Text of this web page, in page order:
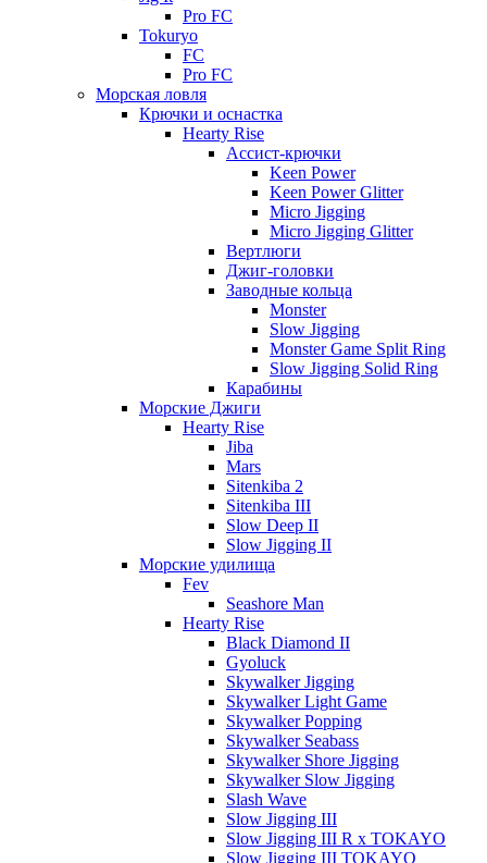
Pro FC
Tokuryo
FC
Pro FC
Морская ловля
Крючки и оснастка
Hearty Rise
Ассист-крючки
Keen Power
Keen Power Glitter
Micro Jigging
Micro Jigging Glitter
Вертлюги
Джиг-головки
Заводные кольца
Monster
Slow Jigging
Monster Game Split Ring
Slow Jigging Solid Ring
Карабины
Морские Джиги
Hearty Rise
Jiba
Mars
Sitenkiba 2
Sitenkiba III
Slow Deep II
Slow Jigging II
Морские удилища
Fev
Seashore Man
Hearty Rise
Black Diamond II
Gyoluck
Skywalker Jigging
Skywalker Light Game
Skywalker Popping
Skywalker Seabass
Skywalker Shore Jigging
Skywalker Slow Jigging
Slash Wave
Slow Jigging III
Slow Jigging III R x TOKAYO
Slow Jigging III TOKAYO